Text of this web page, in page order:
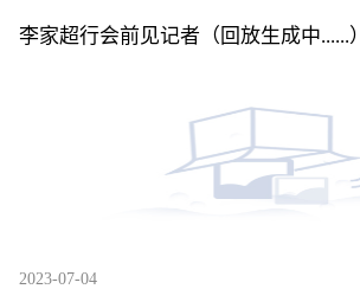
李家超行会前见记者（回放生成中......）
2023-07-04